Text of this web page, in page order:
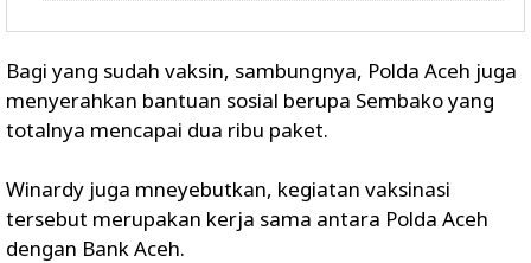
Bagi yang sudah vaksin, sambungnya, Polda Aceh juga
menyerahkan bantuan sosial berupa Sembako yang
totalnya mencapai dua ribu paket.
Winardy juga mneyebutkan, kegiatan vaksinasi
tersebut merupakan kerja sama antara Polda Aceh
dengan Bank Aceh.